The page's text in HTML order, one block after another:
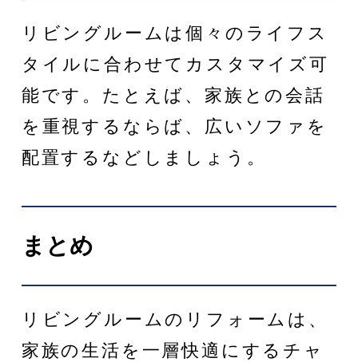
リビングルームは個々のライフス
タイルに合わせてカスタマイズ可
能です。たとえば、家族との会話
を重視するならば、広いソファを
配置するなどしましょう。
まとめ
リビングルームのリフォームは、
家族の生活を一層快適にするチャ